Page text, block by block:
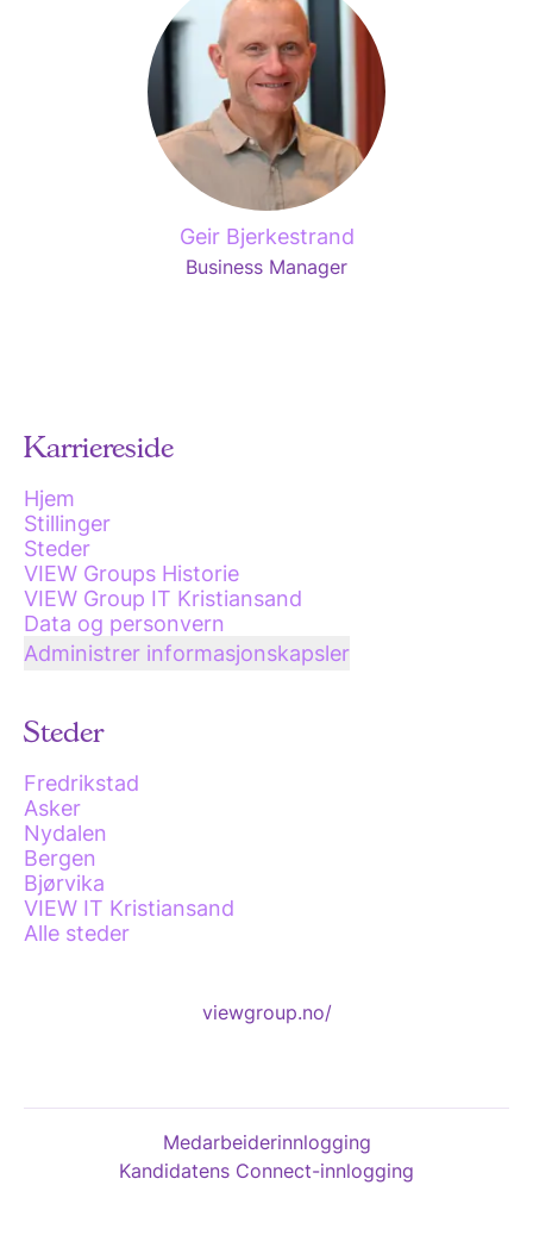
Geir Bjerkestrand
Business Manager
Karriereside
Hjem
Stillinger
Steder
VIEW Groups Historie
VIEW Group IT Kristiansand
Data og personvern
Administrer informasjonskapsler
Steder
Fredrikstad
Asker
Nydalen
Bergen
Bjørvika
VIEW IT Kristiansand
Alle steder
viewgroup.no/
Medarbeiderinnlogging
Kandidatens Connect-innlogging